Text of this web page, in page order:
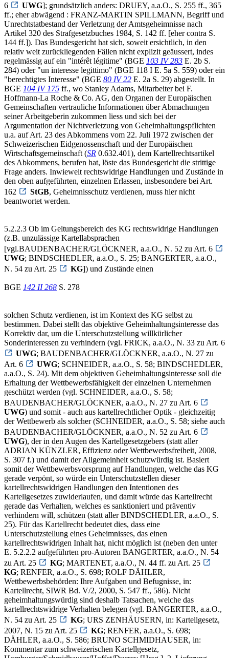
6
UWG]; grundsätzlich anders: DRUEY, a.a.O., S. 255 ff., 365
ff.; eher abwägend : FRANZ-MARTIN SPILLMANN, Begriff und
Unrechtstatbestand der Verletzung der Amtsgeheimnisse nach
Artikel 320 des Strafgesetzbuches 1984, S. 142 ff. [eher contra S.
144 ff.]). Das Bundesgericht hat sich, soweit ersichtlich, in den
relativ weit zurückliegenden Fällen nicht explizit geäussert, indes
regelmässig auf ein "intérêt légitime" (BGE 103 IV 283 E. 2b S.
284) oder "un interesse legittimo" (BGE 118 I E. 5a S. 559) oder ein
"berechtigtes Interesse" (BGE 80 IV 22 E. 2a S. 29) abgestellt. In
BGE 104 IV 175 ff., wo Stanley Adams, Mitarbeiter bei F.
Hoffmann-La Roche & Co. AG, den Organen der Europäischen
Gemeinschaften vertrauliche Informationen über Abmachungen
seiner Arbeitgeberin zukommen liess und sich bei der
Argumentation der Nichtverletzung von Geheimhaltungspflichten
u.a. auf Art. 23 des Abkommens vom 22. Juli 1972 zwischen der
Schweizerischen Eidgenossenschaft und der Europäischen
Wirtschaftsgemeinschaft (SR 0.632.401), dem Kartellrechtsartikel
des Abkommens, berufen hat, löste das Bundesgericht die strittige
Frage anders. Inwieweit rechtswidrige Handlungen und Zustände in
den oben aufgeführten, einzelnen Erlassen, insbesondere bei Art.
162
StGB, Geheimnisschutz verdienen, muss hier nicht
beantwortet werden.
5.2.2.3 Ob im Geltungsbereich des KG rechtswidrige Handlungen
(z.B. unzulässige Kartellabsprachen
[vgl.BAUDENBACHER/GLÖCKNER, a.a.O., N. 52 zu Art. 6
UWG; BINDSCHEDLER, a.a.O., S. 25; BANGERTER, a.a.O.,
N. 54 zu Art. 25
KG]) und Zustände einen
BGE 142 II 268 S. 278
solchen Schutz verdienen, ist im Kontext des KG selbst zu
bestimmen. Dabei stellt das objektive Geheimhaltungsinteresse das
Korrektiv dar, um die Unterschutzstellung willkürlicher
Sonderinteressen zu verhindern (vgl. FRICK, a.a.O., N. 33 zu Art. 6
UWG; BAUDENBACHER/GLÖCKNER, a.a.O., N. 27 zu
Art. 6
UWG; SCHNEIDER, a.a.O., S. 58; BINDSCHEDLER,
a.a.O., S. 24). Mit dem objektiven Geheimhaltungsinteresse soll die
Erhaltung der Wettbewerbsfähigkeit der einzelnen Unternehmen
geschützt werden (vgl. SCHNEIDER, a.a.O., S. 58;
BAUDENBACHER/GLÖCKNER, a.a.O., N. 27 zu Art. 6
UWG) und somit - auch aus kartellrechtlicher Optik - gleichzeitig
der Wettbewerb als solcher (SCHNEIDER, a.a.O., S. 58; siehe auch
BAUDENBACHER/GLÖCKNER, a.a.O., N. 52 zu Art. 6
UWG), der in den Augen des Kartellgesetzgebers (statt aller
ADRIAN KÜNZLER, Effizienz oder Wettbewerbsfreiheit, 2008,
S. 307 f.) und damit der Allgemeinheit schutzwürdig ist. Basiert
somit der Wettbewerbsvorsprung auf Handlungen, welche das KG
gerade verpönt, so würde ein Unterschutzstellen dieser
kartellrechtswidrigen Handlungen den Intentionen des
Kartellgesetzes zuwiderlaufen, und damit würde das Kartellrecht
gerade das Verhalten, welches es sanktioniert und präventiv
verhindern will, schützen (statt aller BINDSCHEDLER, a.a.O., S.
25). Für das Kartellrecht bedeutet dies, dass eine
Unterschutzstellung eines Geheimnisses, das einen
kartellrechtswidrigen Inhalt hat, nicht möglich ist (neben den unter
E. 5.2.2.2 aufgeführten pro-Autoren BANGERTER, a.a.O., N. 54
zu Art. 25
KG; MARTENET, a.a.O., N. 44 ff. zu Art. 25
KG; RENFER, a.a.O., S. 698; ROLF DÄHLER,
Wettbewerbsbehörden: Ihre Aufgaben und Befugnisse, in:
Kartellrecht, SIWR Bd. V/2, 2000, S. 547 ff., 586). Nicht
geheimhaltungswürdig sind deshalb Tatsachen, welche das
kartellrechtswidrige Verhalten belegen (vgl. BANGERTER, a.a.O.,
N. 54 zu Art. 25
KG; URS ZENHÄUSERN, in: Kartellgesetz,
2007, N. 15 zu Art. 25
KG; RENFER, a.a.O., S. 698;
DÄHLER, a.a.O., S. 586; BRUNO SCHMIDHAUSER, in:
Kommentar zum schweizerischen Kartellgesetz,